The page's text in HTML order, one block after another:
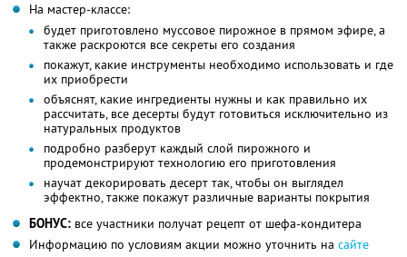
На мастер-классе:
будет приготовлено муссовое пирожное в прямом эфире, а
также раскроются все секреты его создания
покажут, какие инструменты необходимо использовать и где
их приобрести
объяснят, какие ингредиенты нужны и как правильно их
рассчитать, все десерты будут готовиться исключительно из
натуральных продуктов
подробно разберут каждый слой пирожного и
продемонстрируют технологию его приготовления
научат декорировать десерт так, чтобы он выглядел
эффектно, также покажут различные варианты покрытия
БОНУС: все участники получат рецепт от шефа-кондитера
Информацию по условиям акции можно уточнить на сайте